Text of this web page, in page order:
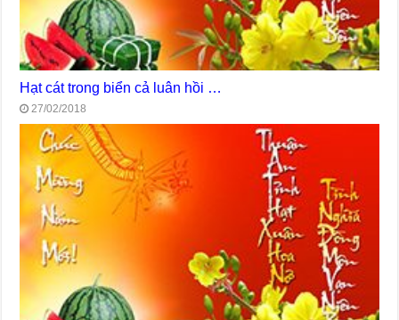
Hạt cát trong biển cả luân hồi …
27/02/2018